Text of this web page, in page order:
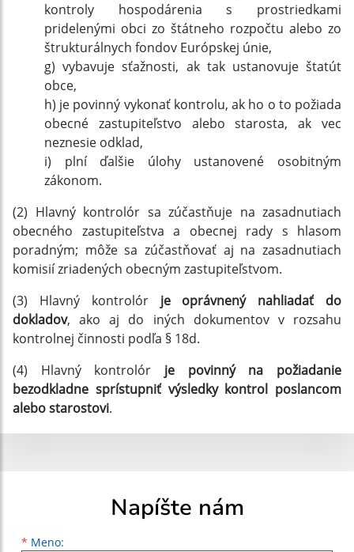
kontroly hospodárenia s prostriedkami
pridelenými obci zo štátneho rozpočtu alebo zo
štrukturálnych fondov Európskej únie,
g) vybavuje sťažnosti, ak tak ustanovuje štatút
obce,
h) je povinný vykonať kontrolu, ak ho o to požiada
obecné zastupiteľstvo alebo starosta, ak vec
neznesie odklad,
i) plní ďalšie úlohy ustanovené osobitným
zákonom.
(2) Hlavný kontrolór sa zúčastňuje na zasadnutiach
obecného zastupiteľstva a obecnej rady s hlasom
poradným; môže sa zúčastňovať aj na zasadnutiach
komisií zriadených obecným zastupiteľstvom.
(3) Hlavný kontrolórje oprávnený nahliadať do
dokladov, ako aj do iných dokumentov v rozsahu
kontrolnej činnosti podľa § 18d.
(4) Hlavný kontrolór je povinný na požiadanie
bezodkladne sprístupniť výsledky kontrol poslancom
alebo starostovi.
Napíšte nám
* Meno:
Meno
Priezvisko
E-mailová adresa